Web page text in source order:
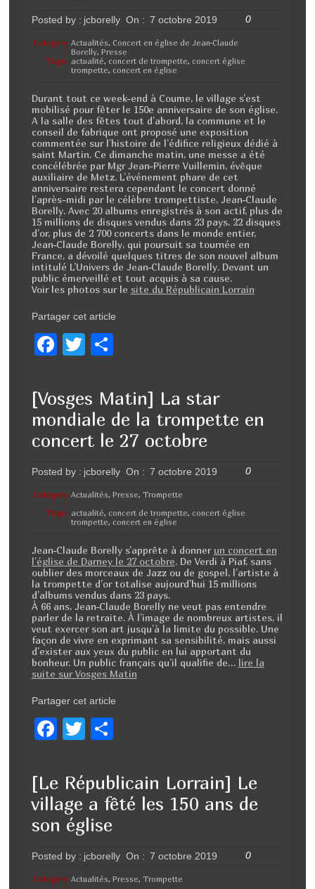
o
k
Posted by : jcborelly On : 7 octobre 2019 0
Category
:
Actualités, Concert en église de Jean-Claude
Borelly,Presse
Tags: actualité, concert de trompette, concert église
trompette, concert en église
Durant tout ce week-end à Coume, le village s’est
mobilisé pour fêter le 150e anniversaire de son église.
A la salle des fêtes tout d’abord, la commune et le
conseil de fabrique ont proposé une exposition
commentée sur l’histoire de l’édifice religieux dédié à
saint Martin. Ce dimanche matin, une messe a été
concélébrée par Mgr Jean-Pierre Vuillemin, évêque
auxiliaire de Metz. L’événement phare de cet
anniversaire restera cependant le concert donné
l’après-midi par le célèbre trompettiste, Jean-Claude
Borelly. Avec 20 albums enregistrés à son actif, plus de
15 millions de disques vendus dans 23 pays, 22 disques
d’or, plus de 2 700 concerts dans le monde entier,
Jean-Claude Borelly, qui poursuit sa tournée en
France, a dévoilé quelques titres de son nouvel album
intitulé L’Univers de Jean-Claude Borelly. Devant un
public émerveillé et tout acquis à sa cause.
Voir les photos sur le site du Républicain Lorrain
Partager cet article
F
c
e
b
o
k
T
tt
er
ta
g
er
[Vosges Matin] La star
mondiale de la trompette en
concert le 27 octobre
Posted by : jcborelly On : 7 octobre 2019 0
Category
:
Actualités,Presse, Trompette
Tags: actualité, concert de trompette, concert église
trompette, concert en église
Jean-Claude Borelly s’apprête à donner un concert en
l’église de Darney le 27 octobre. De Verdi à Piaf, sans
oublier des morceaux de Jazz ou de gospel, l’artiste à
la trompette d’or totalise aujourd’hui 15 millions
d’albums vendus dans 23 pays.
À 66 ans, Jean-Claude Borelly ne veut pas entendre
parler de la retraite. À l’image de nombreux artistes, il
veut exercer son art jusqu’à la limite du possible. Une
façon de vivre en exprimant sa sensibilité, mais aussi
d’exister aux yeux du public en lui apportant du
bonheur. Un public français qu’il qualifie de… lire la
suite sur Vosges Matin
Partager cet article
F
c
e
b
o
T
tt
er
ta
g
er
[Le Républicain Lorrain] Le
village a fêté les 150 ans de
son église
Posted by : jcborelly On : 7 octobre 2019 0
Category Actualités,Presse, Trompette